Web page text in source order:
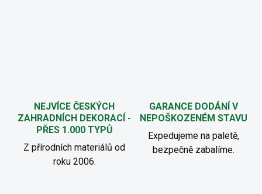
NEJVÍCE ČESKÝCH
ZAHRADNÍCH DEKORACÍ -
PŘES 1.000 TYPŮ
Z přírodních materiálů od
roku 2006.
GARANCE DODÁNÍ V
NEPOŠKOZENÉM STAVU
Expedujeme na paletě,
bezpečně zabalíme.